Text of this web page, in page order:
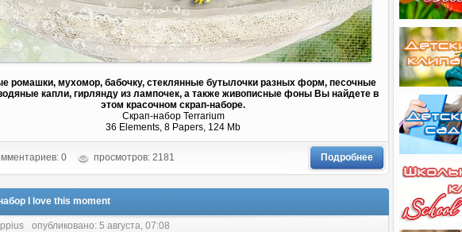
ромашки, мухомор, бабочку, стеклянные бутылочки разных форм, песочные
капли, гирлянду из лампочек, а также живописные фоны Вы найдете в
этом красочном скрап-наборе.
Скрап-набор Terrarium
36 Elements, 8 Papers, 124 Mb
0 просмотров: 2181 Подробнее
I love this moment
опубликовано: 5 августа, 07:08